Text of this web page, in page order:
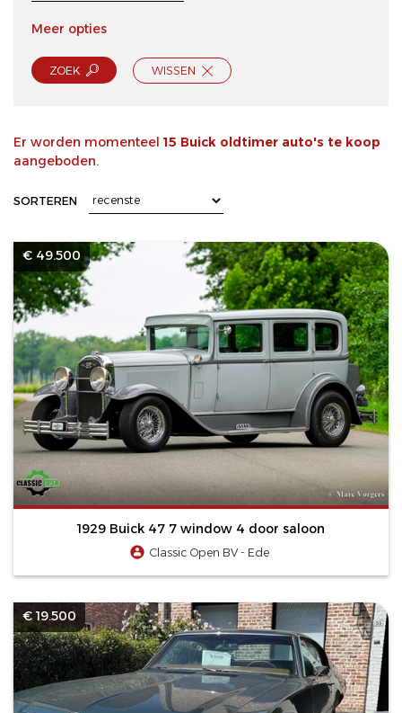
Meer opties
ZOEK WISSEN
Er worden momenteel 15 Buick oldtimer auto's te koop
aangeboden.
SORTEREN
€ 49.500
1929 Buick 47 7 window 4 door saloon
Classic Open BV - Ede
€ 19.500